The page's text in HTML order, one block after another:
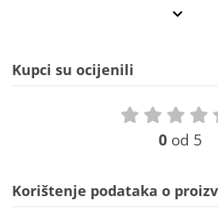
Kupci su ocijenili
0 od 5
Korištenje podataka o